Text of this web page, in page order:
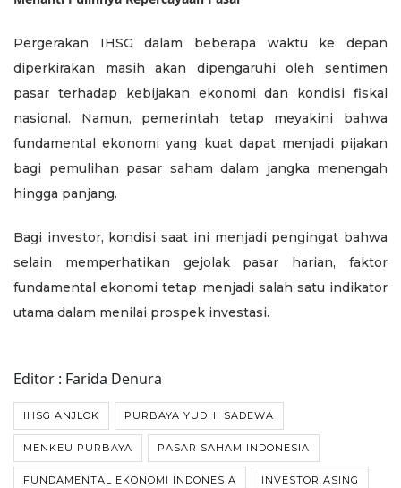
Pergerakan IHSG dalam beberapa waktu ke depan
diperkirakan masih akan dipengaruhi oleh sentimen
pasar terhadap kebijakan ekonomi dan kondisi fiskal
nasional. Namun, pemerintah tetap meyakini bahwa
fundamental ekonomi yang kuat dapat menjadi pijakan
bagi pemulihan pasar saham dalam jangka menengah
hingga panjang.
Bagi investor, kondisi saat ini menjadi pengingat bahwa
selain memperhatikan gejolak pasar harian, faktor
fundamental ekonomi tetap menjadi salah satu indikator
utama dalam menilai prospek investasi.
Editor : Farida Denura
IHSG ANJLOK PURBAYA YUDHI SADEWA
MENKEU PURBAYA PASAR SAHAM INDONESIA
FUNDAMENTAL EKONOMI INDONESIA INVESTOR ASING